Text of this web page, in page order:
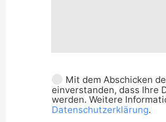
Mit dem Abschicken
einverstanden, dass Ihre
werden. Weitere
Datenschutzerklärung.